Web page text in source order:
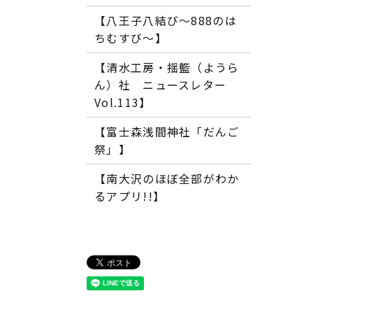
【八王子八結び～888のは
ちむすび～】
【清水工房・揺籃（ようら
ん）社 ニュースレター
Vol.113】
【富士森浅間神社「だんご
祭」】
【南大沢のほぼ全部がわか
るアプリ!!】